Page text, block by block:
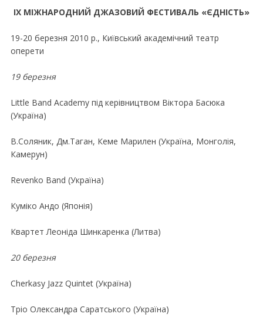
IХ МІЖНАРОДНИЙ ДЖАЗОВИЙ ФЕСТИВАЛЬ «ЄДНІСТЬ»
19-20 березня 2010 р., Київський академiчний театр
оперети
19 березня
Little Band Academy під керівництвом Віктора Басюка
(Україна)
В.Соляник, Дм.Таган, Кеме Марилен (Україна, Монголія,
Камерун)
Revenko Band (Україна)
Куміко Андо (Японія)
Квартет Леоніда Шинкаренка (Литва)
20 березня
Cherkasy Jazz Quintet (Україна)
Тріо Олександра Саратського (Україна)